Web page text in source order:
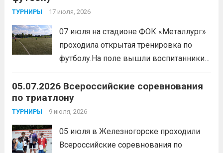
мероприятия, главной целью
организаторы ставили сплочение
образа жизни. По итогам прохождения
ТУРНИРЫ 17 июля, 2026
07 июля на стадионе ФОК «Металлург»
проходила открытая тренировка по
футболу.На поле вышли воспитанники
Участники отработали технику владения
мячом и сыграли несколько коротких
товарищеских матчей.
05.07.2026 Всероссийские соревнования
по триатлону
ТУРНИРЫ 9 июля, 2026
05 июля в Железногорске проходили
Всероссийские соревнования по